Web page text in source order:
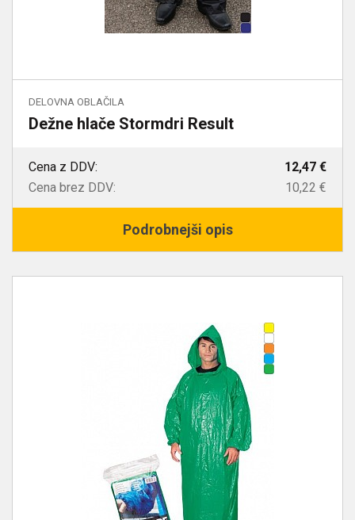
DELOVNA OBLAČILA
Dežne hlače Stormdri Result
Cena z DDV:
12,47 €
Cena brez DDV:
10,22 €
Podrobnejši opis